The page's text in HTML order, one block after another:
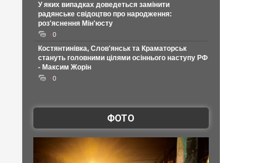
У яких випадках доведеться замінити
радянське свідоцтво про народження:
роз'яснення Мін'юсту
0
Костянтинівка, Слов'янськ та Краматорськ
стануть головними цілями осіннього наступу РФ
- Максим Жорін
0
ФОТО